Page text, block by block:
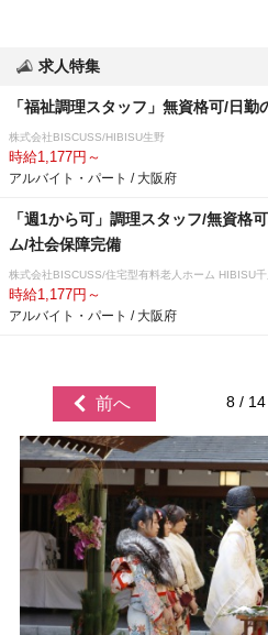
求人特集
「福祉調理スタッフ」無資格可/日
株式会社BISCUSS/HIBISU生野
時給1,177円～
アルバイト・パート / 大阪府
「週1から可」調理スタッフ/無資格
ム/社会保障完備
株式会社BISCUSS/住宅型有料老人ホーム HIBISU千
時給1,177円～
アルバイト・パート / 大阪府
前へ 8 / 14